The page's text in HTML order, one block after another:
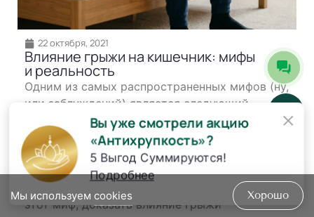
22 октября, 2021
Влияние грыжи на кишечник: мифы
и реальность
Одним из самых распространенных мифов (ну,
или заблуждений) является следующий
ошибочный : заболевания позвоночника
никоим образом не влияют на состояние
желудочно-кишечного тракта и организма в
целом. Цель сегодняшней темы разговора -
ознакомить читателя, и, главное, развеять
этот миф, доказать влияние грыжи
Мы используем cookies Хорошо
×
Вы уже смотрели акцию
«Антихрупкость»?
5 Выгод Суммируются!
Подробнее